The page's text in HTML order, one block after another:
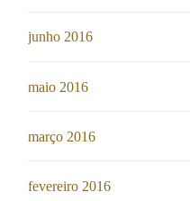
junho 2016
maio 2016
março 2016
fevereiro 2016